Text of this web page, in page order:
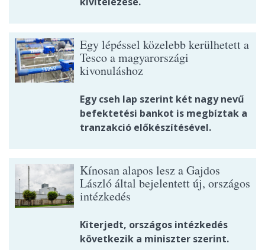
Egy lépéssel közelebb kerülhetett a
Tesco a magyarországi
kivonuláshoz
Egy cseh lap szerint két nagy nevű
befektetési bankot is megbíztak a
tranzakció előkészítésével.
Kínosan alapos lesz a Gajdos
László által bejelentett új, országos
intézkedés
Kiterjedt, országos intézkedés
következik a miniszter szerint.